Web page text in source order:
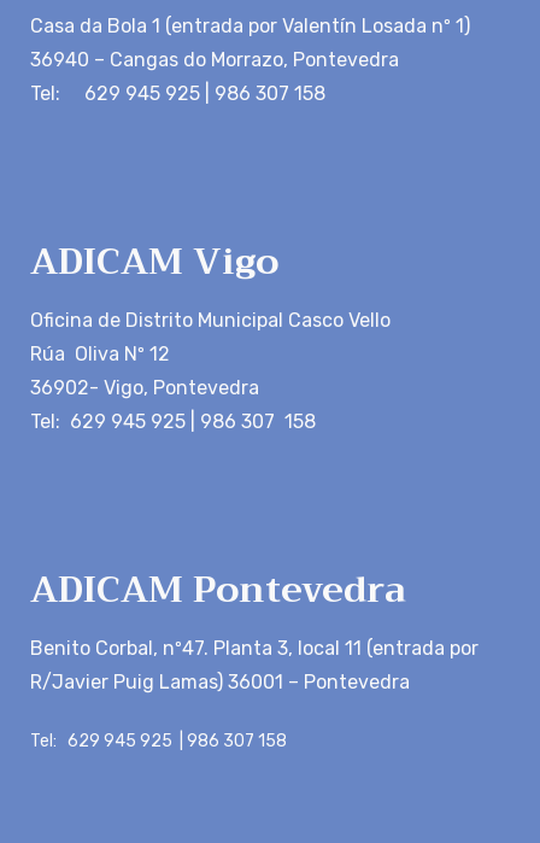
Casa da Bola 1 (entrada por Valentín Losada nº 1)
36940 – Cangas do Morrazo, Pontevedra
Tel: 629 945 925 | 986 307 158
ADICAM Vigo
Oficina de Distrito Municipal Casco Vello
Rúa Oliva Nº 12
36902- Vigo, Pontevedra
Tel: 629 945 925 | 986 307 158
ADICAM Pontevedra
Benito Corbal, nº47. Planta 3, local 11 (entrada por
R/Javier Puig Lamas) 36001 – Pontevedra
Tel: 629 945 925 | 986 307 158